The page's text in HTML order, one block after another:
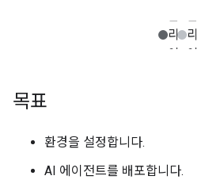
목표
환경을 설정합니다.
AI 에이전트를 배포합니다.